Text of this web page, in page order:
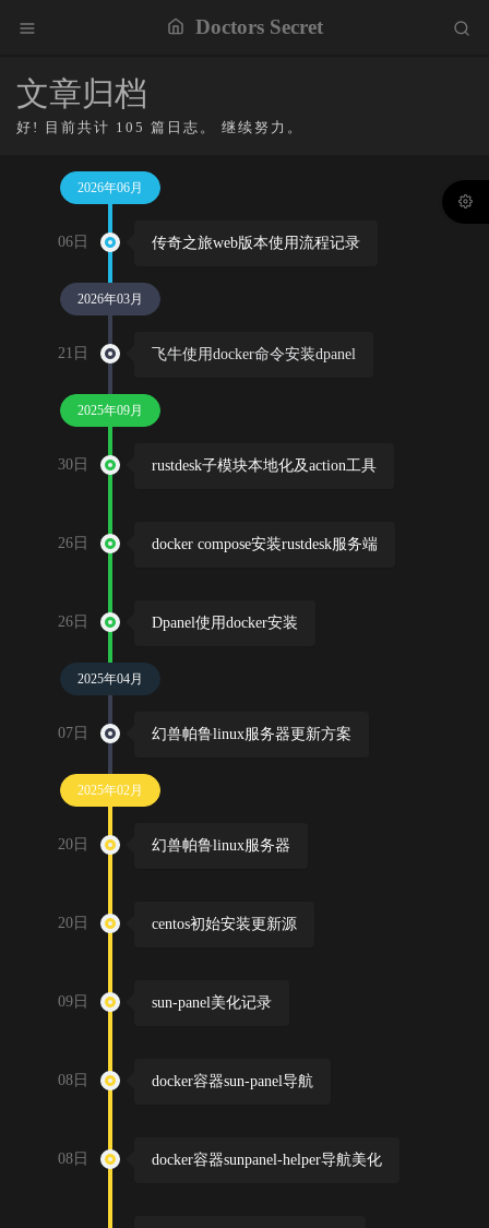
Doctors Secret
文章归档
好! 目前共计 105 篇日志。 继续努力。
2026年06月
06日 传奇之旅web版本使用流程记录
2026年03月
21日 飞牛使用docker命令安装dpanel
2025年09月
30日 rustdesk子模块本地化及action工具
26日 docker compose安装rustdesk服务端
26日 Dpanel使用docker安装
2025年04月
07日 幻兽帕鲁linux服务器更新方案
2025年02月
20日 幻兽帕鲁linux服务器
20日 centos初始安装更新源
09日 sun-panel美化记录
08日 docker容器sun-panel导航
08日 docker容器sunpanel-helper导航美化